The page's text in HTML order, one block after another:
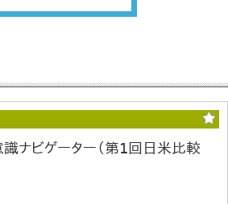
ナビゲーター（第1回日米比較